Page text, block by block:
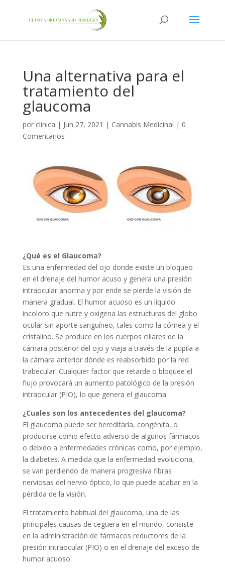
Una alternativa para el
tratamiento del
glaucoma
por clinica | Jun 27, 2021 | Cannabis Medicinal | 0
Comentarios
¿Qué es el Glaucoma?
Es una enfermedad del ojo donde existe un bloqueo
en el drenaje del humor acuso y genera una presión
intraocular anorma y por ende se pierde la visión de
manera gradual. El humor acuoso es un líquido
incoloro que nutre y oxigena las estructuras del globo
ocular sin aporte sanguíneo, tales como la córnea y el
cristalino. Se produce en los cuerpos ciliares de la
cámara posterior del ojo y viaja a través de la pupila a
la cámara anterior dónde es reabsorbido por la red
trabecular. Cualquier factor que retarde o bloquee el
flujo provocará un aumento patológico de la presión
intraocular (PIO), lo que genera el glaucoma.
¿Cuales son los antecedentes del glaucoma?
El glaucoma puede ser hereditaria, congénita, o
producirse como efecto adverso de algunos fármacos
o debido a enfermedades crónicas como, por ejemplo,
la diabetes. A medida que la enfermedad evoluciona,
se van perdiendo de manera progresiva fibras
nerviosas del nervio óptico, lo que puede acabar en la
pérdida de la visión.
El tratamiento habitual del glaucoma, una de las
principales causas de ceguera en el mundo, consiste
en la administración de fármacos reductores de la
presión intraocular (PIO) o en el drenaje del exceso de
humor acuoso.